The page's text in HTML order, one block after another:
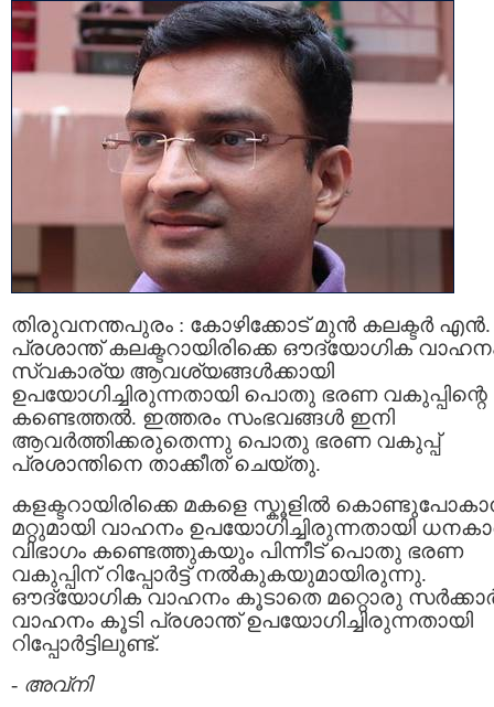
തിരുവനന്തപുരം : കോഴിക്കോട് മുന്‍ കലക്ടര്‍ എന്‍.
പ്രശാന്ത് കലക്ടറായിരിക്കെ ഔദ്യോഗിക
സ്വകാര്യ ആവശ്യങ്ങള്‍ക്കായി
ഉപയോഗിച്ചിരുന്നതായി പൊതു ഭരണ വകുപ്പിന്റെ
കണ്ടെത്തല്‍. ഇത്തരം സംഭവങ്ങള്‍ ഇനി
ആവര്‍ത്തിക്കരുതെന്നു പൊതു ഭരണ വകുപ്പ്
പ്രശാന്തിനെ താക്കീത് ചെയ്തു.
കളക്ടറായിരിക്കെ മകളെ സ്കൂളില്‍
മറ്റുമായി വാഹനം ഉപയോഗിച്ചിരുന്നതായി
വിഭാഗം കണ്ടെത്തുകയും പിന്നീട് പൊതു ഭരണ
വകുപ്പിന് റിപ്പോര്‍ട്ട് നല്‍കുകയുമായിരുന്നു.
ഔദ്യോഗിക വാഹനം കൂടാതെ മറ്റൊരു
വാഹനം കൂടി പ്രശാന്ത് ഉപയോഗിച്ചിരുന്നതായി
റിപ്പോര്‍ട്ടിലുണ്ട്.
- അവ്നി